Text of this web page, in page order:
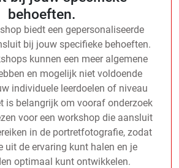
behoeften.
biedt een gepersonaliseerde
bij jouw specifieke behoeften.
kunnen een meer algemene
en mogelijk niet voldoende
individuele leerdoelen of niveau
is belangrijk om vooraf onderzoek
voor een workshop die aansluit
in de portretfotografie, zodat
uit de ervaring kunt halen en je
optimaal kunt ontwikkelen.